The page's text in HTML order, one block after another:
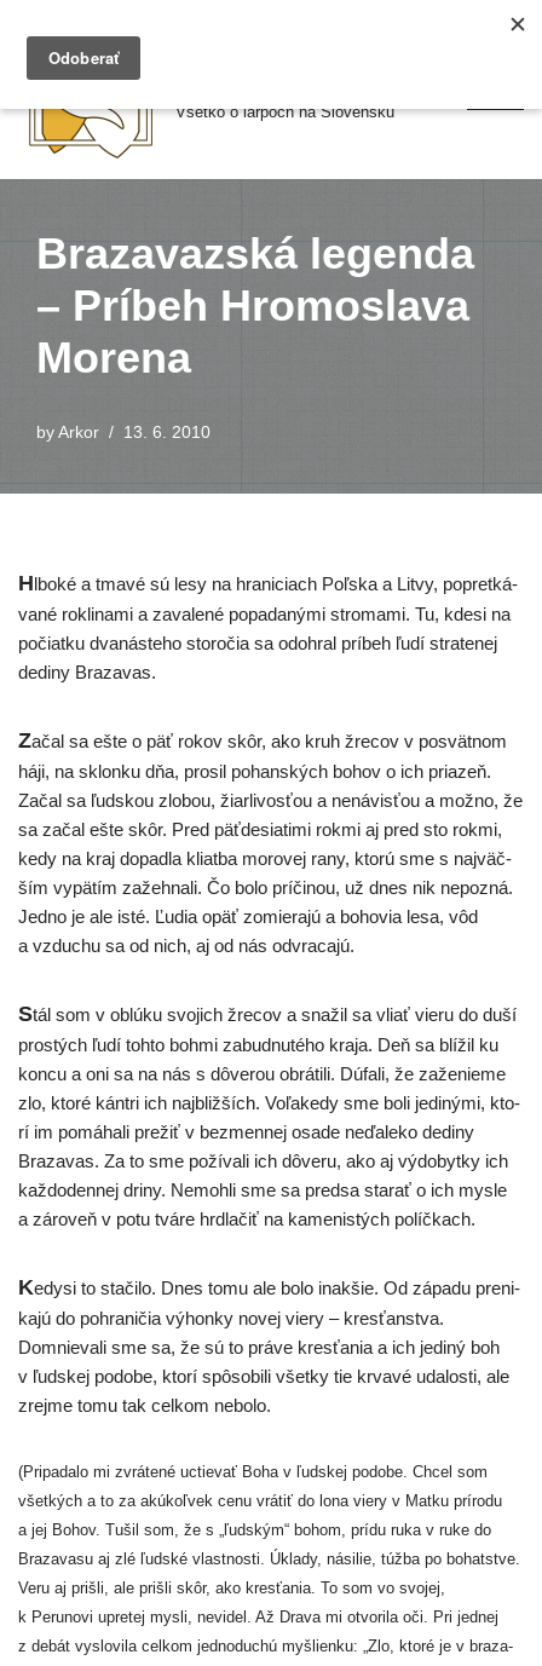
Preskočiť
Všetko o larpoch na Slovensku
Brazavazská legenda
– Príbeh Hromoslava
Morena
by Arkor 13. 6. 2010
Hlbo­ké a tma­vé sú lesy na hra­ni­ciach Poľska a Litvy, pop­ret­ká­
va­né rok­li­na­mi a zava­le­né popa­da­ný­mi stro­ma­mi. Tu, kde­si na
počiat­ku dva­nás­te­ho sto­ro­čia sa odo­hral prí­beh ľudí stra­te­nej
dedi­ny Brazavas.
Začal sa ešte o päť rokov skôr, ako kruh žre­cov v posvät­nom
háji, na sklon­ku dňa, pro­sil pohan­ských bohov o ich pria­zeň.
Začal sa ľud­skou zlo­bou, žiar­li­vos­ťou a nená­vis­ťou a mož­no, že
sa začal ešte skôr. Pred päť­de­sia­ti­mi rok­mi aj pred sto rok­mi,
kedy na kraj dopad­la kliat­ba moro­vej rany, kto­rú sme s naj­väč­
ším vypä­tím zažeh­na­li. Čo bolo prí­či­nou, už dnes nik nepoz­ná.
Jedno je ale isté. Ľudia opäť zomie­ra­jú a boho­via lesa, vôd
a vzdu­chu sa od nich, aj od nás odvracajú.
Stál som v oblú­ku svo­jich žre­cov a sna­žil sa vliať vie­ru do duší
pros­tých ľudí toh­to boh­mi zabud­nu­té­ho kra­ja. Deň sa blí­žil ku
kon­cu a oni sa na nás s dôve­rou obrá­ti­li. Dúfali, že zaže­nie­me
zlo, kto­ré kán­tri ich najb­liž­ších. Voľakedy sme boli jedi­ný­mi, kto­
rí im pomá­ha­li pre­žiť v bez­men­nej osa­de neďa­le­ko dedi­ny
Brazavas. Za to sme poží­va­li ich dôve­ru, ako aj výdo­byt­ky ich
kaž­do­den­nej dri­ny. Nemohli sme sa pred­sa sta­rať o ich mys­le
a záro­veň v potu tvá­re hrd­la­čiť na kame­nis­tých políčkach.
Kedy­si to sta­či­lo. Dnes tomu ale bolo inak­šie. Od zápa­du pre­ni­
ka­jú do pohra­ni­čia výhon­ky novej vie­ry – kres­ťan­stva.
Domnievali sme sa, že sú to prá­ve kres­ťa­nia a ich jedi­ný boh
v ľud­skej podo­be, kto­rí spô­so­bi­li všet­ky tie krva­vé uda­los­ti, ale
zrej­me tomu tak cel­kom nebolo.
(Pripadalo mi zvrá­te­né uctie­vať Boha v ľud­skej podo­be. Chcel som
všet­kých a to za akú­koľ­vek cenu vrá­tiť do lona vie­ry v Matku prí­ro­du
a jej Bohov. Tušil som, že s „ľud­ským“ bohom, prí­du ruka v ruke do
Brazavasu aj zlé ľud­ské vlast­nos­ti. Úklady, nási­lie, túž­ba po bohat­stve.
Veru aj priš­li, ale priš­li skôr, ako kres­ťa­nia. To som vo svo­jej,
k Perunovi upre­tej mys­li, nevi­del. Až Drava mi otvo­ri­la oči. Pri jed­nej
z debát vyslo­vi­la cel­kom jed­no­du­chú myš­lien­ku: „Zlo, kto­ré je v bra­za­